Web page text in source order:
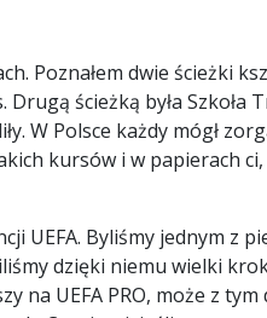
Poznałem dwie ścieżki
Drugą ścieżką była
W Polsce każdy mógł
kursów i w papierach
UEFA. Byliśmy jednym z
dzięki niemu wielki
na UEFA PRO, może z